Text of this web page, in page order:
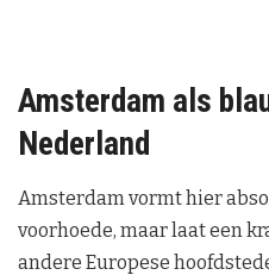
Amsterdam als
Nederland
Amsterdam vormt hier
voorhoede, maar laat een
andere Europese